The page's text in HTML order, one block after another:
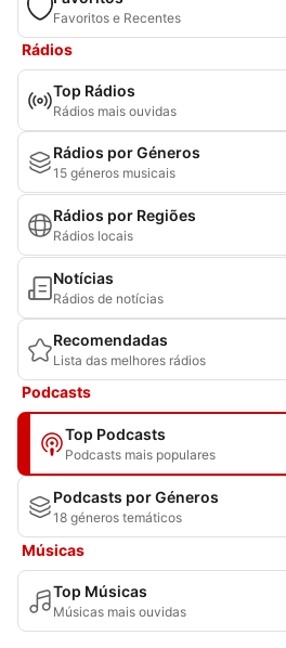
Favoritos e Recentes
Rádios
Top Rádios
Rádios mais ouvidas
Rádios por Géneros
15 géneros musicais
Rádios por Regiões
Rádios locais
Notícias
Rádios de notícias
Recomendadas
Lista das melhores rádios
Podcasts
Top Podcasts
Podcasts mais populares
Podcasts por Géneros
18 géneros temáticos
Músicas
Top Músicas
Músicas mais ouvidas